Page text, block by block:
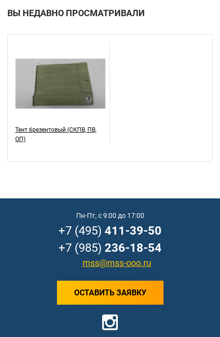
ВЫ НЕДАВНО ПРОСМАТРИВАЛИ
Тент брезентовый (СКПВ, ПВ,
ОП)
Пн-Пт, с 9:00 до 17:00
+7 (495) 411-39-50
+7 (985) 236-18-54
mss@mss-ooo.ru
ОСТАВИТЬ ЗАЯВКУ